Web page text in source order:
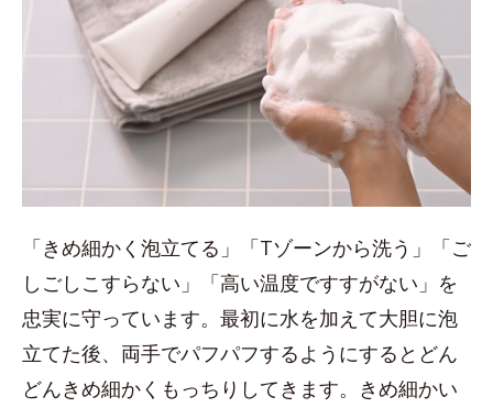
「きめ細かく泡立てる」「Tゾーンから洗う」「ご
しごしこすらない」「高い温度ですすがない」を
忠実に守っています。最初に水を加えて大胆に泡
立てた後、両手でパフパフするようにするとどん
どんきめ細かくもっちりしてきます。きめ細かい